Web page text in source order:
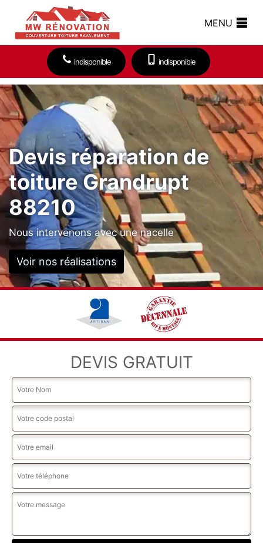
MENU
indisponible indisponible
Devis réparation de
toiture Grandrupt
88210
Nous intervenons avec une nacelle
Voir nos réalisations
DEVIS GRATUIT